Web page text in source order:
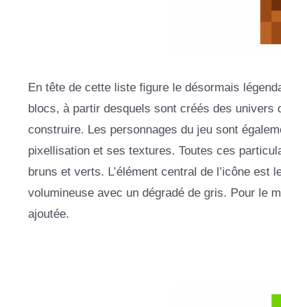
En tête de cette liste figure le désormais
blocs, à partir desquels sont créés des univers
construire. Les personnages du jeu sont
pixellisation et ses textures. Toutes ces
bruns et verts. L’élément central de l’icône est
volumineuse avec un dégradé de gris. Pour le
ajoutée.